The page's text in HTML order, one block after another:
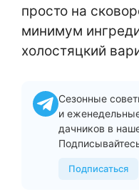
просто на
минимум
холостяцкий
Сезонные
и
дачников в
Подписаться